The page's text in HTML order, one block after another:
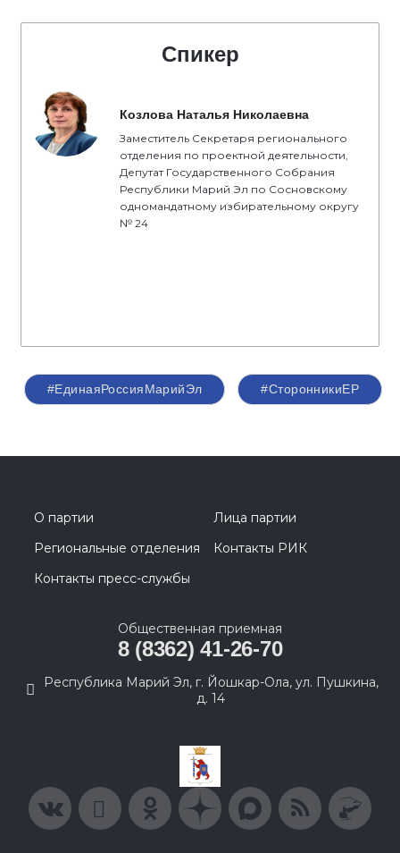
Спикер
Козлова Наталья Николаевна
Заместитель Секретаря регионального
отделения по проектной деятельности,
Депутат Государственного Собрания
Республики Марий Эл по Сосновскому
одномандатному избирательному округу
№ 24
#ЕдинаяРоссияМарийЭл #СторонникиЕР
О партии
Лица партии
Региональные отделения
Контакты РИК
Контакты пресс-службы
Общественная приемная
8 (8362) 41-26-70
Республика Марий Эл, г. Йошкар-Ола, ул. Пушкина,
д. 14